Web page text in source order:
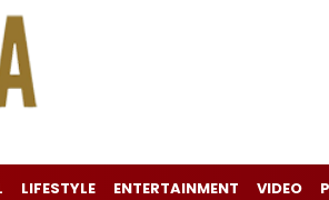
LIFESTYLE ENTERTAINMENT VIDEO